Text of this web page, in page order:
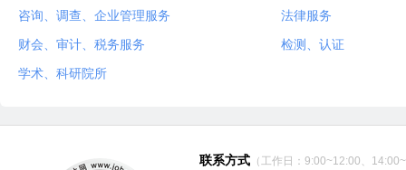
咨询、调查、企业管理服务 法律服务
财会、审计、税务服务 检测、认证
学术、科研院所
联系方式 （工作日：9:00~12:00、